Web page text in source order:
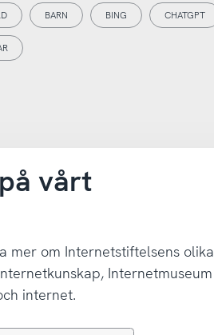
BARN BING CHATGPT
vårt
mer om Internetstiftelsens olika
Internetmuseum
internet.